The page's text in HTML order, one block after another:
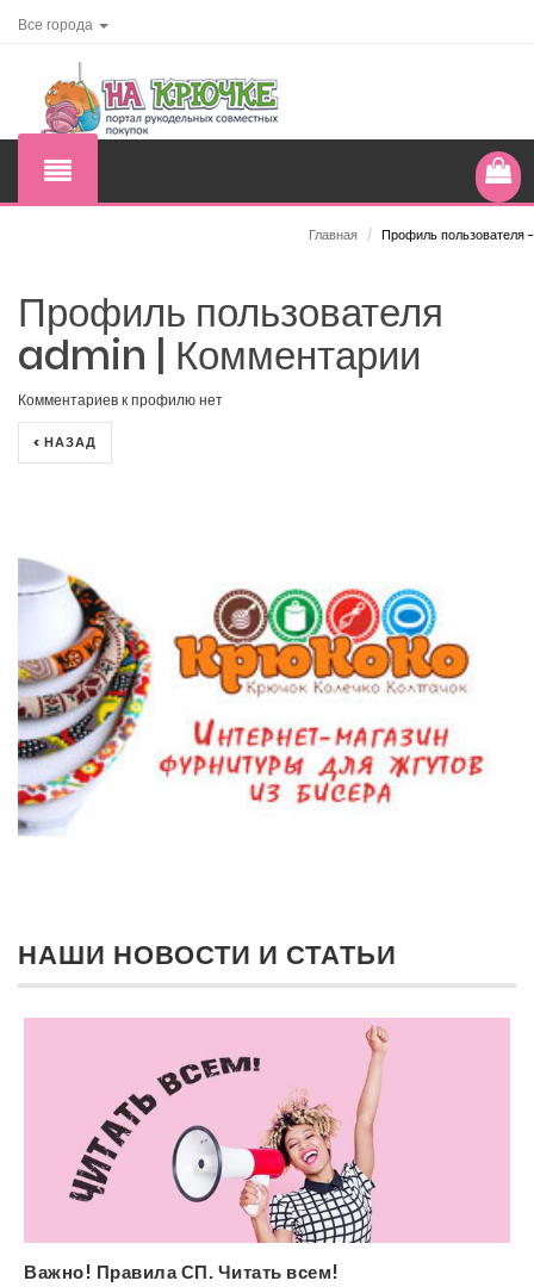
Все города
Главная / Профиль пользователя -
Профиль пользователя
admin | Комментарии
Комментариев к профилю нет
< НАЗАД
НАШИ НОВОСТИ И СТАТЬИ
Важно! Правила СП. Читать всем!